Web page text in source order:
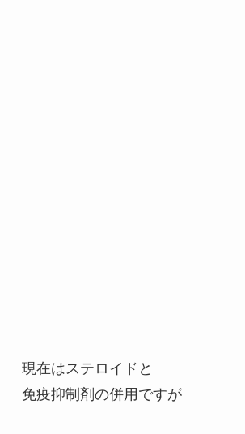
現在はステロイドと
免疫抑制剤の併用ですが